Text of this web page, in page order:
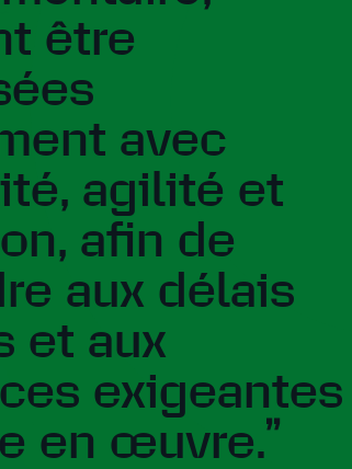
être
avec
agilité et
afin de
aux délais
et aux
exigeantes
en œuvre.